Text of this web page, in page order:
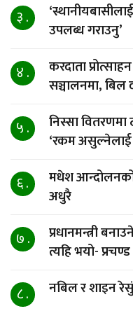
३ .
उपलब्ध गराउनु’
४ .
करदाता
सञ्चालनमा, बिल
५ .
निस्सा
‘रकम असुल्नेलाई
६ .
मधेश आन्दोलनको
अधुरै
७ .
प्रधानमन्त्री
त्यहि भयो- प्रचण्ड
८ . नबिल र शाइन